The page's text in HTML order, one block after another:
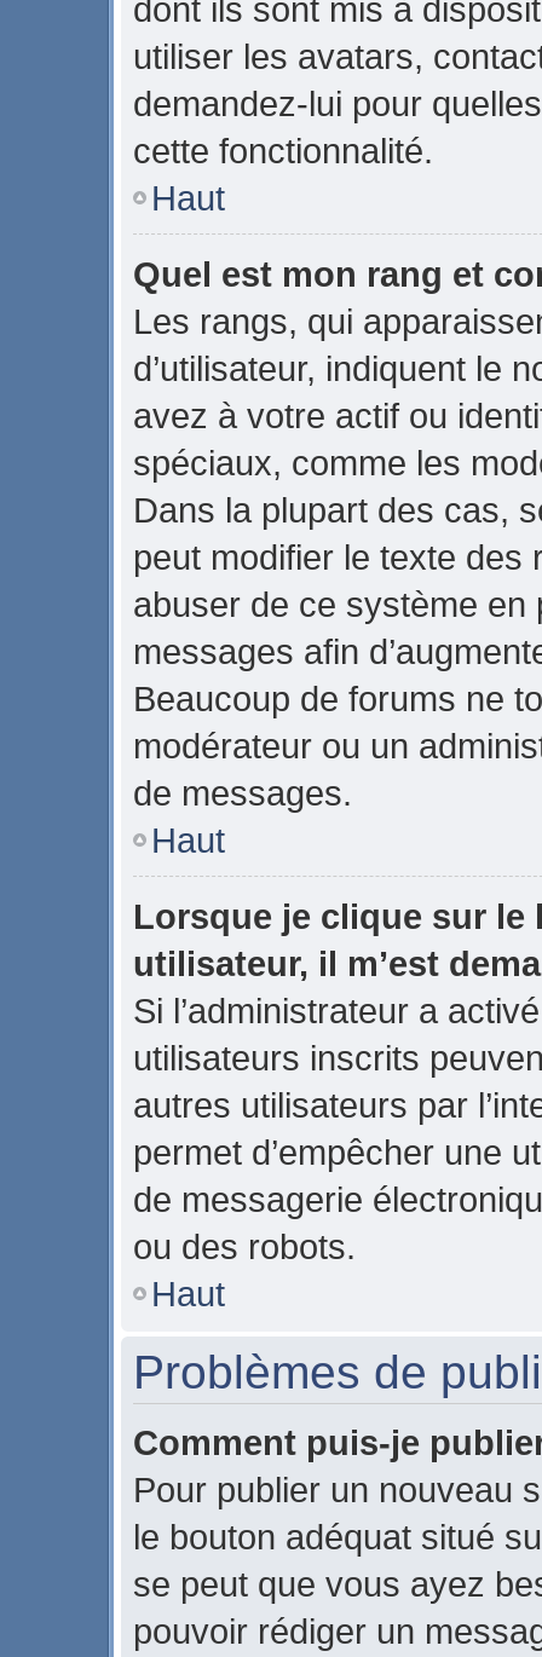
dont ils sont mis à
utiliser les avatars,
demandez-lui pour
cette fonctionnalité.
Haut
Quel est mon rang et
Les rangs, qui
d’utilisateur, indiquent le
avez à votre actif ou
spéciaux, comme les
Dans la plupart des cas,
peut modifier le texte des
abuser de ce système en
messages afin
Beaucoup de forums ne
modérateur ou un
de messages.
Haut
Lorsque je clique sur le
utilisateur, il m’est
Si l’administrateur a
utilisateurs inscrits
autres utilisateurs par
permet d’empêcher une
de messagerie
ou des robots.
Haut
Problèmes de
Comment puis-je
Pour publier un nouveau
le bouton adéquat situé
se peut que vous ayez
pouvoir rédiger un